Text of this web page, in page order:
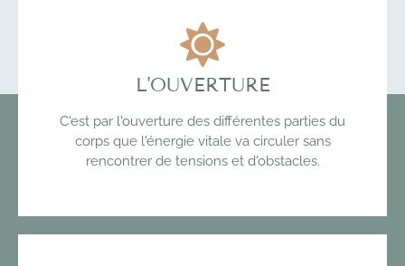
L'OUVERTURE
C'est par l'ouverture des différentes parties du
corps que l'énergie vitale va circuler sans
rencontrer de tensions et d'obstacles.